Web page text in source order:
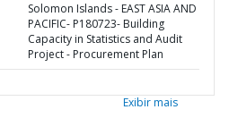
Solomon Islands - EAST ASIA AND
PACIFIC- P180723- Building
Capacity in Statistics and Audit
Project - Procurement Plan
Exibir mais